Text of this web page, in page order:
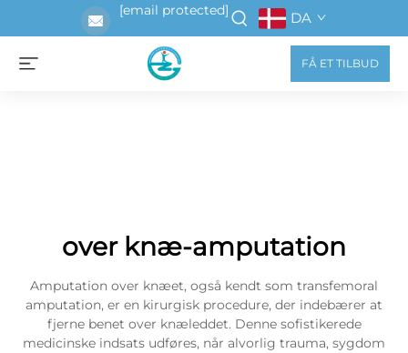
[email protected] DA
FÅ ET TILBUD
over knæ-amputation
Amputation over knæet, også kendt som transfemoral
amputation, er en kirurgisk procedure, der indebærer at
fjerne benet over knæleddet. Denne sofistikerede
medicinske indsats udføres, når alvorlig trauma, sygdom